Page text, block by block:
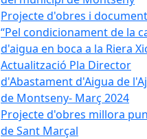
Projecte d'obres i
“Pel condicionament de la
d'aigua en boca a la Riera
Actualització Pla Director
d'Abastament d'Aigua de
de Montseny- Març 2024
Projecte d'obres millora
de Sant Marçal